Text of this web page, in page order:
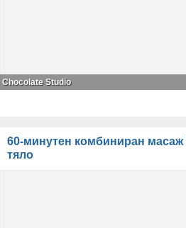
Chocolate Studio
60-минутен комбиниран
тяло